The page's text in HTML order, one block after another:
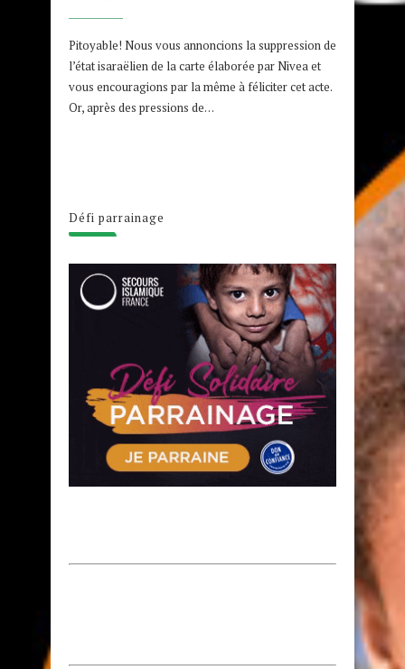
Pitoyable! Nous vous annoncions la suppression de
l’état isaraëlien de la carte élaborée par Nivea et
vous encouragions par la même à féliciter cet acte.
Or, après des pressions de…
Défi parrainage